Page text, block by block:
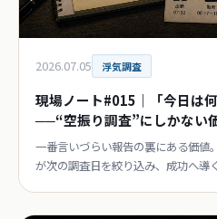
2026.07.05 浮気調査
現場ノート#015｜「今日は
──“空振り調査”にしかない
一番言いづらい報告の裏にある価値
が次の調査日を絞り込み、成功へ